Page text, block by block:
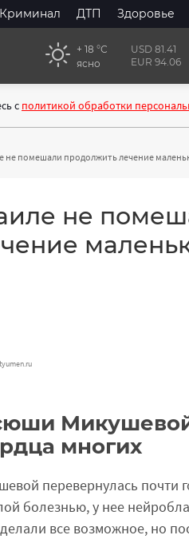
Криминал ДТП Здоровье
+ 18 °С
ясно
USD 81.41
EUR 94.06
с политикой обработки
не помешали продолжить лечение
не
многих
перевернулась почти
болезнью, у нее
все возможное, но